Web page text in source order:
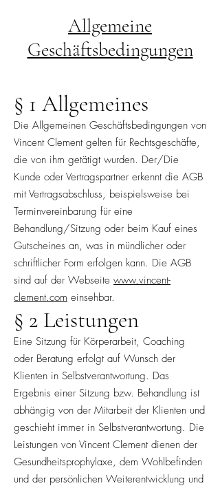
Allgemeine
Geschäftsbedingungen
§ 1 Allgemeines
Die Allgemeinen Geschäftsbedingungen von
Vincent Clement gelten für Rechtsgeschäfte,
die von ihm getätigt wurden. Der/Die
Kunde oder Vertragspartner erkennt die AGB
mit Vertragsabschluss, beispielsweise bei
Terminvereinbarung für eine
Behandlung/Sitzung oder beim Kauf eines
Gutscheines an, was in mündlicher oder
schriftlicher Form erfolgen kann. Die AGB
sind auf der Webseite www.vincent-
clement.com einsehbar.
§ 2 Leistungen
Eine Sitzung für Körperarbeit, Coaching
oder Beratung erfolgt auf Wunsch der
Klienten in Selbstverantwortung. Das
Ergebnis einer Sitzung bzw. Behandlung ist
abhängig von der Mitarbeit der Klienten und
geschieht immer in Selbstverantwortung. Die
Leistungen von Vincent Clement dienen der
Gesundheitsprophylaxe, dem Wohlbefinden
und der persönlichen Weiterentwicklung und